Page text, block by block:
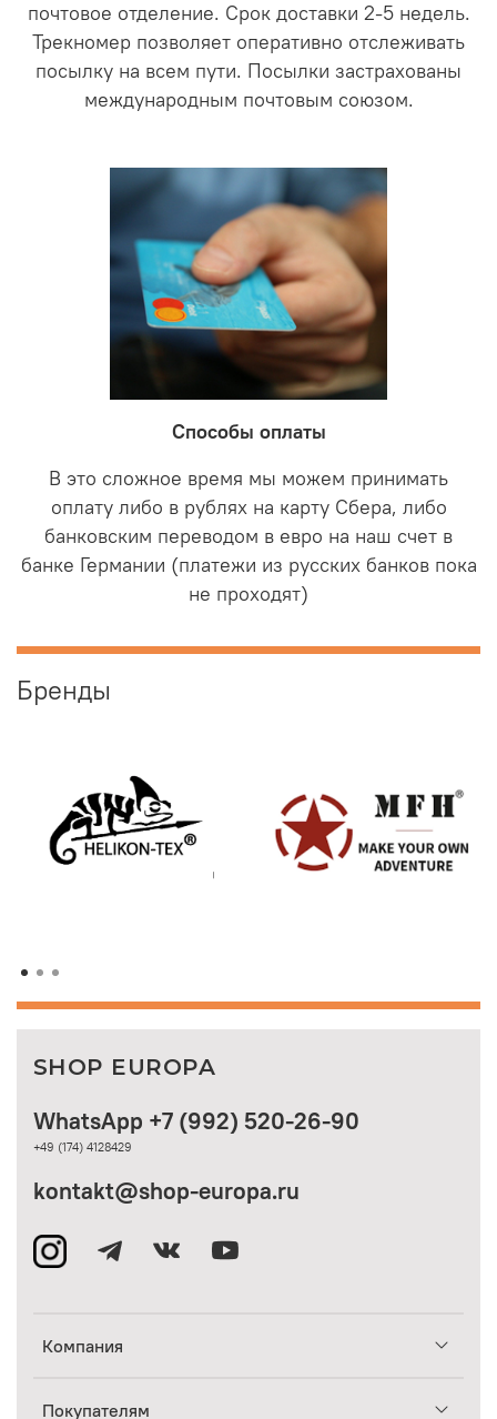
почтовое отделение. Срок доставки 2-5 недель.
Трекномер позволяет оперативно отслеживать
посылку на всем пути. Посылки застрахованы
международным почтовым союзом.
Способы оплаты
В это сложное время мы можем принимать
оплату либо в рублях на карту Сбера, либо
банковским переводом в евро на наш счет в
банке Германии (платежи из русских банков пока
не проходят)
Бренды
Компания
Покупателям
WhatsApp +7 (992) 520-26-90
+49 (174) 4128429
kontakt@shop-europa.ru
SHOP EUROPA